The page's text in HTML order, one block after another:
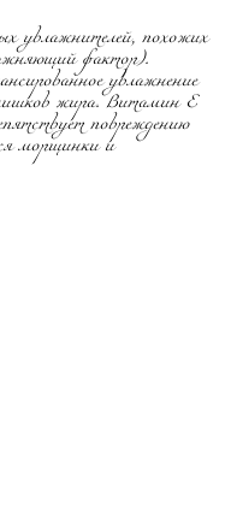
увлажнителей, похожих
фактор).
увлажнение
жира. Витамин Е
повреждению
морщинки и